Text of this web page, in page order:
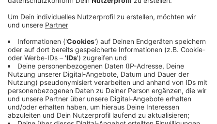
unserer Nachbarprovinz Gelderland für eine
Rekordzahl an Neuinfektionen gesorgt.
Anzeige
Nach Angaben des niederländischen
Gesundheitsdienstes wurden von jetzt Sonntag auf
Montag 975 positive Tests gemeldet, fast 300 davon